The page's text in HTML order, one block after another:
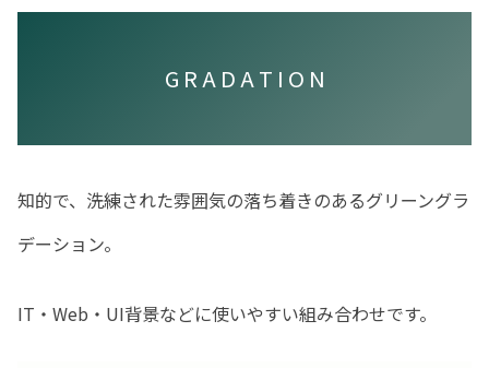
G R A D A T I O N
知的で、洗練された雰囲気の落ち着きのあるグリーングラ
デーション。
IT・Web・UI背景などに使いやすい組み合わせです。